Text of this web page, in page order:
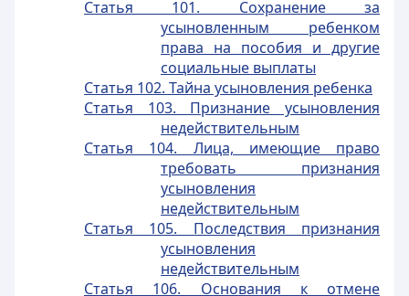
Статья 101. Сохранение за
усыновленным ребенком
права на пособия и другие
социальные выплаты
Статья 102. Тайна усыновления ребенка
Статья 103. Признание усыновления
недействительным
Статья 104. Лица, имеющие право
требовать признания
усыновления
недействительным
Статья 105. Последствия признания
усыновления
недействительным
Статья 106. Основания к отмене